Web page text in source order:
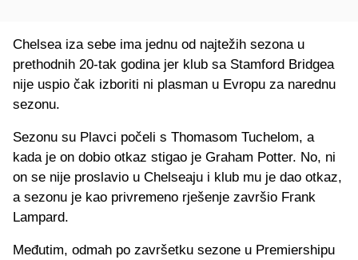
Chelsea iza sebe ima jednu od najtežih sezona u
prethodnih 20-tak godina jer klub sa Stamford Bridgea
nije uspio čak izboriti ni plasman u Evropu za narednu
sezonu.
Sezonu su Plavci počeli s Thomasom Tuchelom, a
kada je on dobio otkaz stigao je Graham Potter. No, ni
on se nije proslavio u Chelseaju i klub mu je dao otkaz,
a sezonu je kao privremeno rješenje završio Frank
Lampard.
Međutim, odmah po završetku sezone u Premiershipu